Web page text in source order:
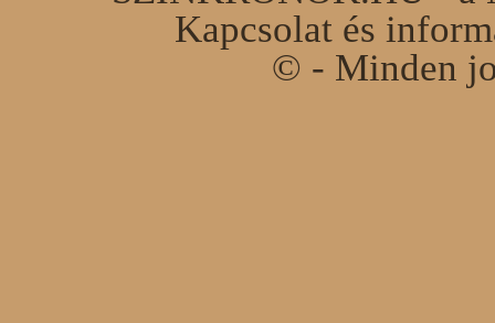
Kapcsolat és
© - Minden